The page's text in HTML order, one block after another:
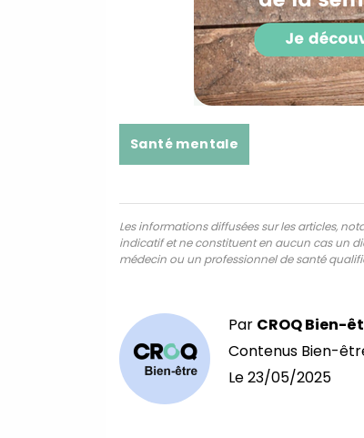
Santé mentale
Les informations diffusées sur les articles,
indicatif et ne constituent en aucun cas un
médecin ou un professionnel de santé
Par CROQ Bien-
Contenus Bien-
Le23/05/2025